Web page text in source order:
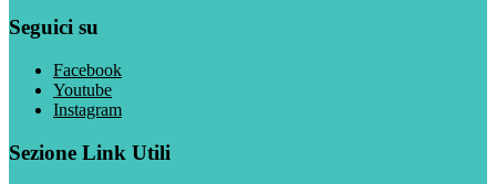
Seguici su
Facebook
Youtube
Instagram
Sezione Link Utili